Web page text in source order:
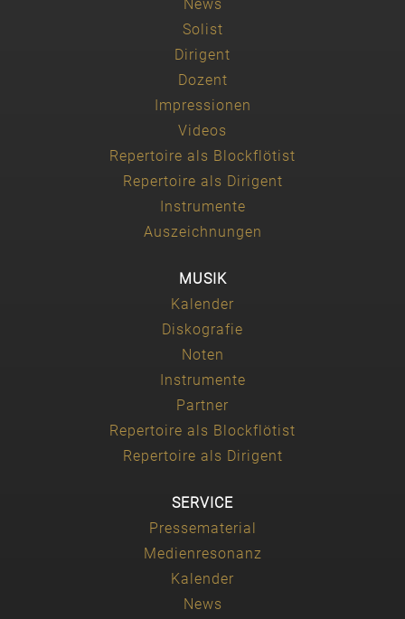
News
Solist
Dirigent
Dozent
Impressionen
Videos
Repertoire als Blockflötist
Repertoire als Dirigent
Instrumente
Auszeichnungen
MUSIK
Kalender
Diskografie
Noten
Instrumente
Partner
Repertoire als Blockflötist
Repertoire als Dirigent
SERVICE
Pressematerial
Medienresonanz
Kalender
News